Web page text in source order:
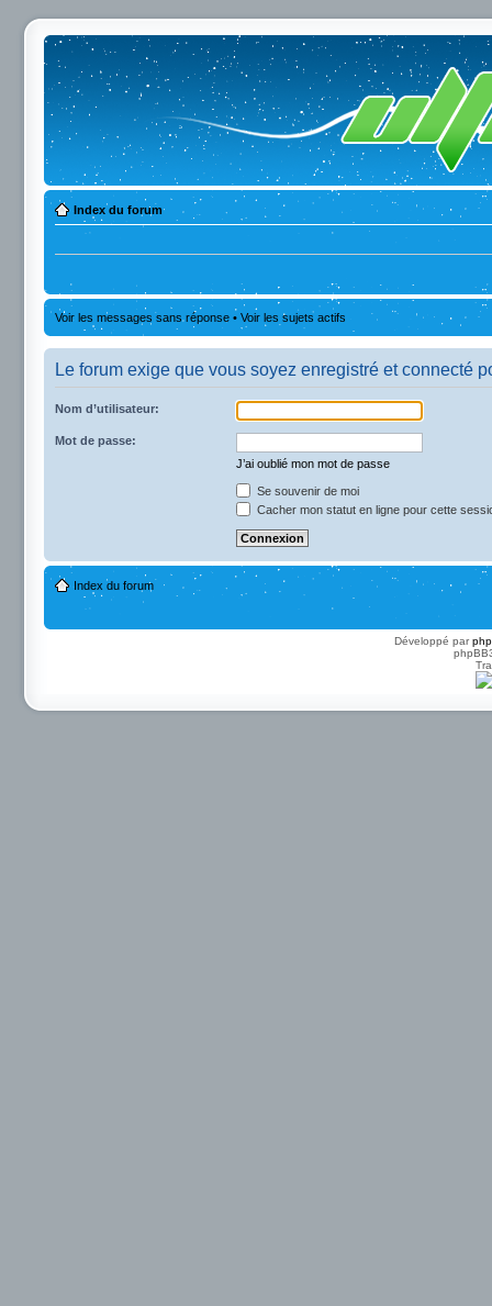
Index du forum
Voir les messages sans réponse • Voir les sujets actifs
Le forum exige que vous soyez enregistré et connecté
Nom d’utilisateur:
Mot de passe:
J’ai oublié mon mot de passe
Se souvenir de moi
Cacher mon statut en ligne pour cette
Index du forum
Développé par